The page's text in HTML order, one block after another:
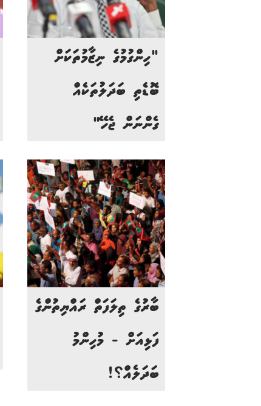
"ހިންގުމުގެ ނިޒާމުތަކަށް
ބޮޑެތި ބަދަލުތަކެއް
ގެންނަން ޖެހޭ"
ބާރުގެ ތިލަފަތް ރައްޔިތުންގެ
ފަޅިއަށް - މުހިންމު
ބަދަލެއް؟!